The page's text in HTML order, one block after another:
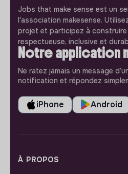
Jobs that make sense est un
l'association makesense.
projet et participez à
respectueuse, inclusive et
Notre application
Ne ratez jamais un message
notification et répondez
iPhone Android
À PROPOS